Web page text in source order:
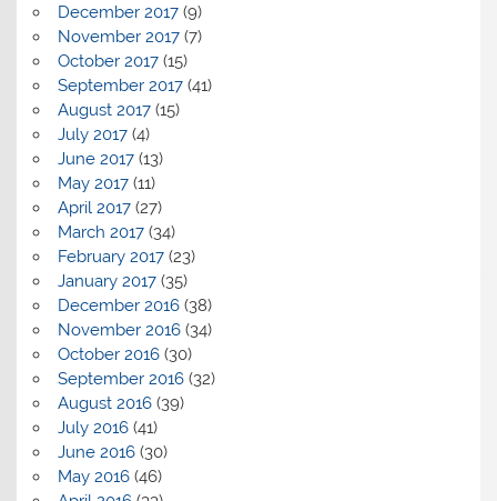
December 2017(9)
November 2017(7)
October 2017(15)
September 2017(41)
August 2017(15)
July 2017(4)
June 2017(13)
May 2017(11)
April 2017(27)
March 2017(34)
February 2017(23)
January 2017(35)
December 2016(38)
November 2016(34)
October 2016(30)
September 2016(32)
August 2016(39)
July 2016(41)
June 2016(30)
May 2016(46)